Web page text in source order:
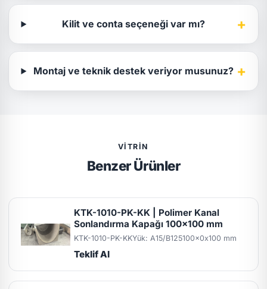
Kilit ve conta seçeneği var mı? +
Montaj ve teknik destek veriyor musunuz? +
VITRIN
Benzer Ürünler
KTK-1010-PK-KK | Polimer Kanal
Sonlandırma Kapağı 100x100 mm
KTK-1010-PK-KKYük: A15/B125100x0x100 mm
Teklif Al